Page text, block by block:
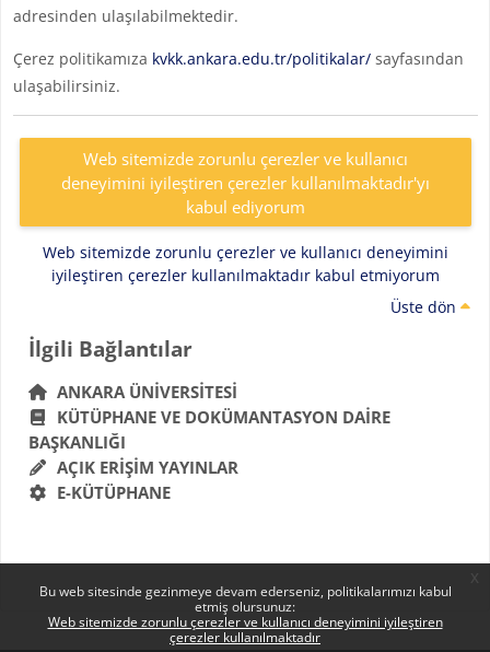
Bu web sitesinde gezinmeye devam ederseniz, politikalarımızı kabul
etmiş olursunuz:
Web sitemizde zorunlu çerezler ve kullanıcı deneyimini iyileştiren
çerezler kullanılmaktadır
adresinden ulaşılabilmektedir.
Çerez politikamıza kvkk.ankara.edu.tr/politikalar/sayfasından
ulaşabilirsiniz.
Web sitemizde zorunlu çerezler ve kullanıcı
deneyimini iyileştiren çerezler kullanılmaktadır'yı
kabul ediyorum
Web sitemizde zorunlu çerezler ve kullanıcı deneyimini
iyileştiren çerezler kullanılmaktadır kabul etmiyorum
Üste dön
Bloklar
İlgili Bağlantılar 'yı atla
İlgili Bağlantılar
ANKARA ÜNIVERSITESI
KÜTÜPHANE VE DOKÜMANTASYON DAIRE
BAŞKANLIĞI
AÇIK ERIŞIM YAYINLAR
E-KÜTÜPHANE